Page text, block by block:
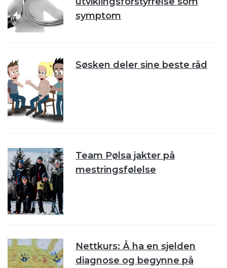
symptom
Søsken deler sine beste råd
Team Pølsa jakter på
mestringsfølelse
Nettkurs: Å ha en sjelden
diagnose og begynne på